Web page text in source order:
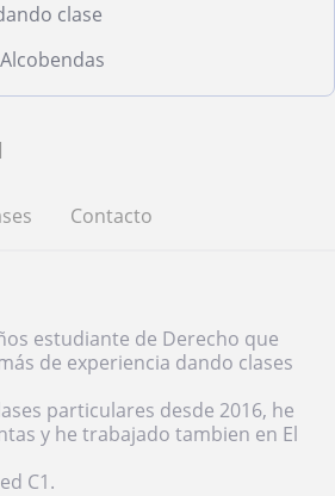
clase
Contacto
estudiante de Derecho que
de experiencia dando clases
particulares desde 2016, he
y he trabajado tambien en El
C1.